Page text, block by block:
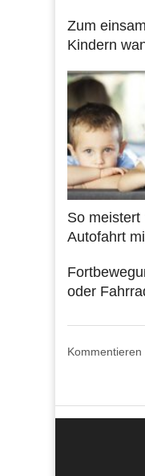
Zum
Kindern
So meistert
Autofahrt
oder